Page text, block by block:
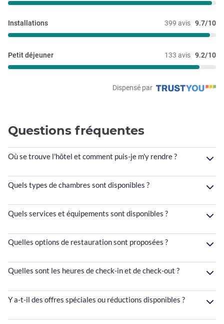
399 avis 9.7/10
Installations
133 avis 9.2/10
Petit déjeuner
Dispensé par
Questions fréquentes
Où se trouve l'hôtel et comment puis-je m'y rendre ?
Quels types de chambres sont disponibles ?
Quels services et équipements sont disponibles ?
Quelles options de restauration sont proposées ?
Quelles sont les heures de check-in et de check-out ?
Y a-t-il des offres spéciales ou réductions disponibles ?